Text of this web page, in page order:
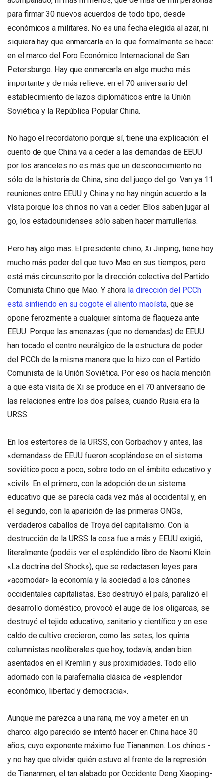
para firmar 30 nuevos acuerdos de todo tipo, desde
económicos a militares. No es una fecha elegida al azar, ni
siquiera hay que enmarcarla en lo que formalmente se hace:
en el marco del Foro Económico Internacional de San
Petersburgo. Hay que enmarcarla en algo mucho más
importante y de más relieve: en el 70 aniversario del
establecimiento de lazos diplomáticos entre la Unión
Soviética y la República Popular China.
No hago el recordatorio porque sí, tiene una explicación: el
cuento de que China va a ceder a las demandas de EEUU
por los aranceles no es más que un desconocimiento no
sólo de la historia de China, sino del juego del go. Van ya 11
reuniones entre EEUU y China y no hay ningún acuerdo a la
vista porque los chinos no van a ceder. Ellos saben jugar al
go, los estadounidenses sólo saben hacer marrullerías.
Pero hay algo más. El presidente chino, Xi Jinping, tiene hoy
mucho más poder del que tuvo Mao en sus tiempos, pero
está más circunscrito por la dirección colectiva del Partido
Comunista Chino que Mao. Y ahora la dirección del PCCh
está sintiendo en su cogote el aliento maoísta, que se
opone ferozmente a cualquier síntoma de flaqueza ante
EEUU. Porque las amenazas (que no demandas) de EEUU
han tocado el centro neurálgico de la estructura de poder
del PCCh de la misma manera que lo hizo con el Partido
Comunista de la Unión Soviética. Por eso os hacía mención
a que esta visita de Xi se produce en el 70 aniversario de
las relaciones entre los dos países, cuando Rusia era la
URSS.
En los estertores de la URSS, con Gorbachov y antes, las
«demandas» de EEUU fueron acoplándose en el sistema
soviético poco a poco, sobre todo en el ámbito educativo y
«civil». En el primero, con la adopción de un sistema
educativo que se parecía cada vez más al occidental y, en
el segundo, con la aparición de las primeras ONGs,
verdaderos caballos de Troya del capitalismo. Con la
destrucción de la URSS la cosa fue a más y EEUU exigió,
literalmente (podéis ver el espléndido libro de Naomi Klein
«La doctrina del Shock»), que se redactasen leyes para
«acomodar» la economía y la sociedad a los cánones
occidentales capitalistas. Eso destruyó el país, paralizó el
desarrollo doméstico, provocó el auge de los oligarcas, se
destruyó el tejido educativo, sanitario y científico y en ese
caldo de cultivo crecieron, como las setas, los quinta
columnistas neoliberales que hoy, todavía, andan bien
asentados en el Kremlin y sus proximidades. Todo ello
adornado con la parafernalia clásica de «esplendor
económico, libertad y democracia».
Aunque me parezca a una rana, me voy a meter en un
charco: algo parecido se intentó hacer en China hace 30
años, cuyo exponente máximo fue Tiananmen. Los chinos -
y no hay que olvidar quién estuvo al frente de la represión
de Tiananmen, el tan alabado por Occidente Deng Xiaoping-